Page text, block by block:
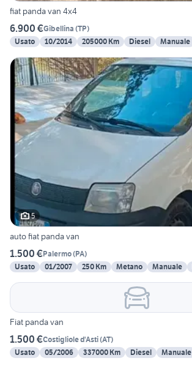
fiat panda van 4x4
6.900 €Gibellina (TP)
Usato
10/2014 205000 Km Diesel Manuale
5
auto fiat panda van
1.500 €Palermo(PA)
Usato
01/2007 250 Km Metano Manuale
Fiat panda van
1.500 €Costigliole d'Asti(AT)
Usato
05/2006 337000 Km Diesel Manuale